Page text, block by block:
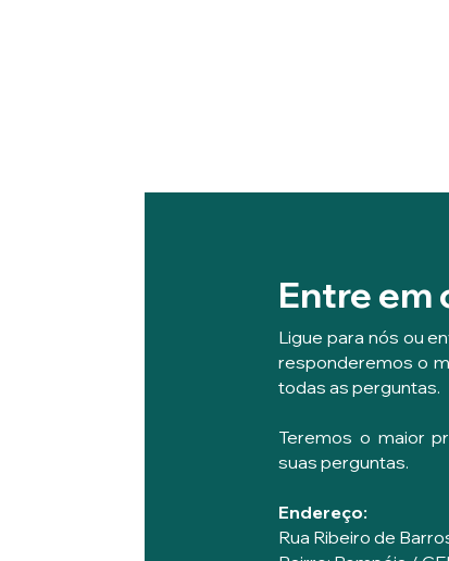
Entre em
Ligue para nós ou
responderemos o
todas as perguntas.
Teremos o maior
suas perguntas.
Endereço:
Rua Ribeiro de